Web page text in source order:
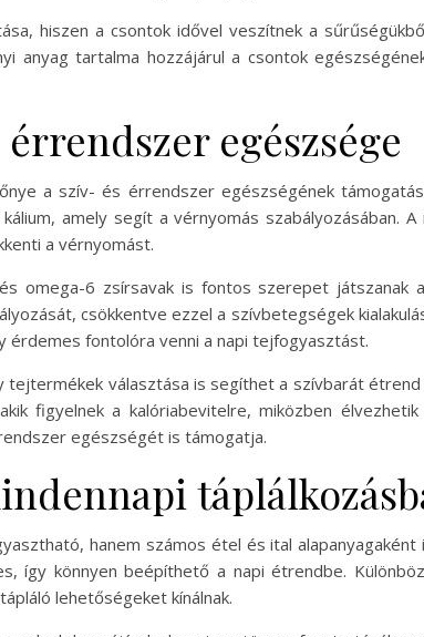
hiszen a csontok idővel veszítnek a
anyag tartalma hozzájárul a csontok
egészsége
a szív- és érrendszer egészségének
amely segít a vérnyomás szabályozásában.
a vérnyomást.
omega-6 zsírsavak is fontos szerepet
csökkentve ezzel a szívbetegségek
érdemes fontolóra venni a napi tejfogyasztást.
tejtermékek választása is segíthet a szívbarát
figyelnek a kalóriabevitelre, miközben
egészségét is támogatja.
hanem számos étel és ital
így könnyen beépíthető a napi étrendbe.
lehetőségeket kínálnak.